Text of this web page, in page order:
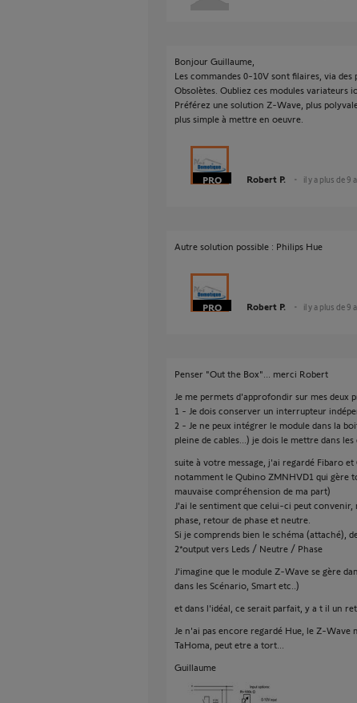
Bonjour Guillaume,
Les commandes 0-10V sont filaires, via
Obsolètes. Oubliez ces modules variateurs
Préférez une solution Z-Wave, plus
plus simple à mettre en oeuvre.
Robert P. il y a plus de 9
Autre solution possible : Philips Hue
Robert P. il y a plus de 9
Penser "Out the Box"... merci Robert
Je me permets d'approfondir sur mes deux
1 - Je dois conserver un interrupteur
2 - Je ne peux intégrer le module dans la
pleine de cables...) je dois le mettre dans les
suite à votre message, j'ai regardé Fibaro
notamment le Qubino ZMNHVD1 qui gère
mauvaise compréhension de ma part)
J'ai le sentiment que celui-ci peut convenir,
phase, retour de phase et neutre.
Si je comprends bien le schéma (attaché),
2*output vers Leds / Neutre / Phase
J'imagine que le module Z-Wave se gère
dans les Scénario, Smart etc..)
et dans l'idéal, ce serait parfait, y a t il un
Je n'ai pas encore regardé Hue, le Z-
TaHoma, peut etre a tort...
Guillaume